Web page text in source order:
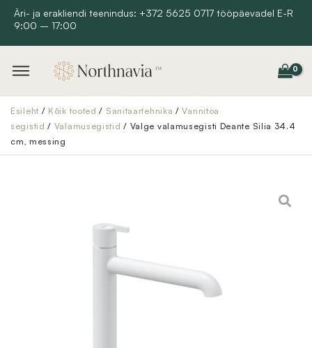
Skip
content
Äri- ja erakliendi teenindus: +372 5625 0717 tööpäevadel E-R
9:00 – 17:00
Esileht / Kõik tooted / Sanitaartehnika /Vannitoa
segistid / Valamusegistid / Valge valamusegisti Deante Silia 34.4
cm, messing